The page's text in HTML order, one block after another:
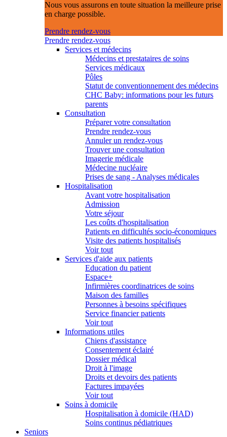
Nous vous assurons en toute situation la meilleure prise
en charge possible.
Prendre rendez-vous
Prendre rendez-vous
Services et médecins
Médecins et prestataires de soins
Services médicaux
Pôles
Statut de conventionnement des médecins
CHC Baby: informations pour les futurs
parents
Consultation
Préparer votre consultation
Prendre rendez-vous
Annuler un rendez-vous
Trouver une consultation
Imagerie médicale
Médecine nucléaire
Prises de sang - Analyses médicales
Hospitalisation
Avant votre hospitalisation
Admission
Votre séjour
Les coûts d'hospitalisation
Patients en difficultés socio-économiques
Visite des patients hospitalisés
Voir tout
Services d'aide aux patients
Education du patient
Espace+
Infirmières coordinatrices de soins
Maison des familles
Personnes à besoins spécifiques
Service financier patients
Voir tout
Informations utiles
Chiens d'assistance
Consentement éclairé
Dossier médical
Droit à l'image
Droits et devoirs des patients
Factures impayées
Voir tout
Soins à domicile
Hospitalisation à domicile (HAD)
Soins continus pédiatriques
Seniors